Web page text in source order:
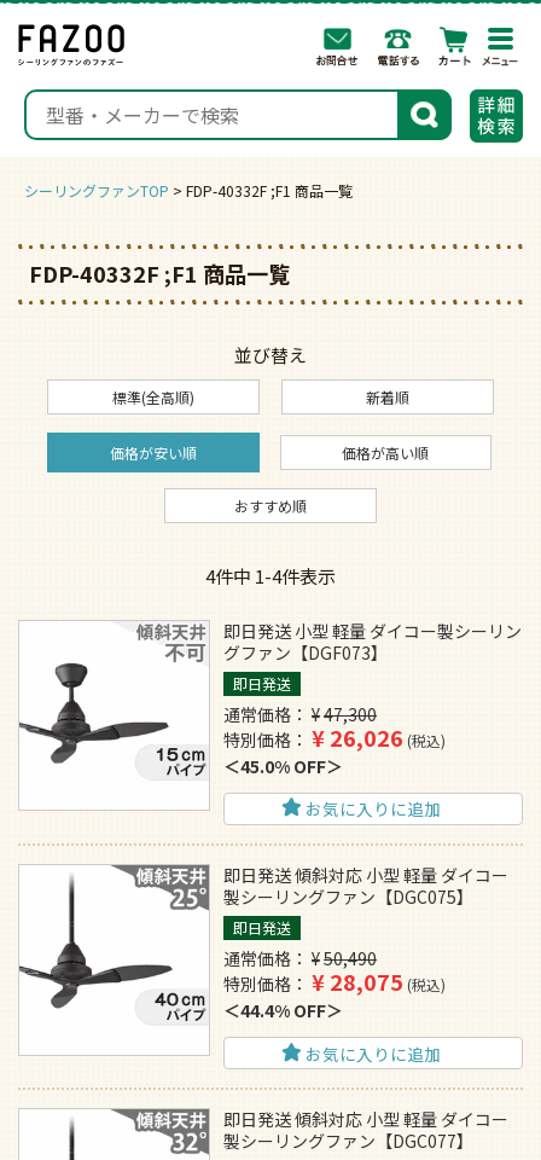
検索
シーリングファンTOP FDP-40332F ;F1 商品一覧
FDP-40332F ;F1 商品一覧
並び替え
標準(全高順) 新着順
価格が安い順 価格が高い順
おすすめ順
4件中 1-4件表示
即日発送 小型 軽量 ダイコー製シーリン
グファン【DGF073】
即日発送
通常価格 ¥47,300
特別価格
¥26,026 税込
45.0% OFF
お気に入りに追加
即日発送 傾斜対応 小型 軽量 ダイコー
製シーリングファン【DGC075】
即日発送
通常価格 ¥50,490
特別価格
¥28,075 税込
44.4% OFF
お気に入りに追加
即日発送 傾斜対応 小型 軽量 ダイコー
製シーリングファン【DGC077】